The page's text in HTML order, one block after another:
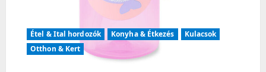
Étel & Ital hordozók Konyha & Étkezés
Kulacsok
Otthon & Kert